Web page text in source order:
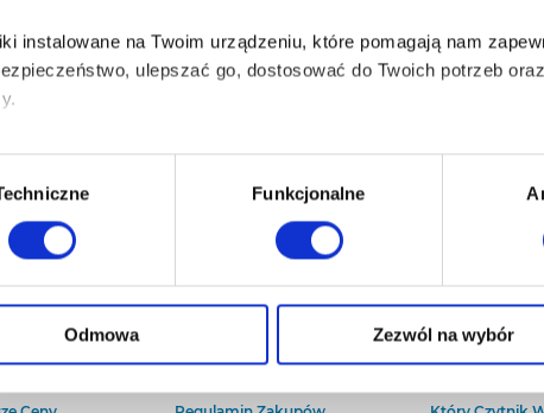
instalowane na Twoim urządzeniu, które pomagają nam
ulepszać go, dostosować do Twoich potrzeb
które są nam niezbędne do prawidłowego i bezpiecznego
zgoda poprawi Twoje doświadczenia jeśli jesteś
Funkcjonalne
Odmowa Zezwól na wybór
Baza wiedzy